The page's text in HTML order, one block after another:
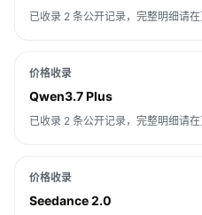
已收录 2 条公开记录，完整明细请在
价格收录
Qwen3.7 Plus
已收录 2 条公开记录，完整明细请在
价格收录
Seedance 2.0